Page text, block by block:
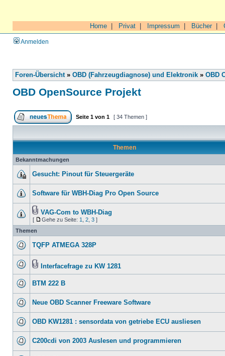
Home Privat Impressum Bücher|
Anmelden
Foren-Übersicht» OBD (Fahrzeugdiagnose) und Elektronik » OBD
OBD OpenSource Projekt
Seite 1 von 1 [ 34 Themen ]
Themen
Bekanntmachungen
Gesucht: Pinout für Steuergeräte
Software für WBH-Diag Pro Open Source
VAG-Com to WBH-Diag
[ Gehe zu Seite: 1 2 3 ]
Themen
TQFP ATMEGA 328P
Interfacefrage zu KW 1281
BTM 222 B
Neue OBD Scanner Freeware Software
OBD KW1281 : sensordata von getriebe ECU ausliesen
C200cdi von 2003 Auslesen und programmieren